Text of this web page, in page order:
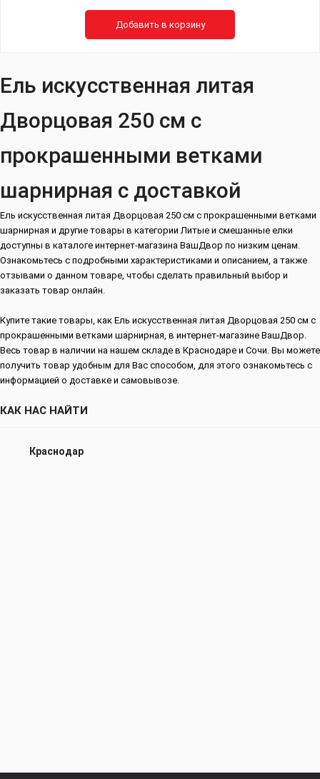
Добавить в корзину
Ель искусственная литая
Дворцовая 250 см с
прокрашенными ветками
шарнирная с доставкой
Ель искусственная литая Дворцовая 250 см с прокрашенными ветками
шарнирная и другие товары в категории Литые и смешанные елки
доступны в каталоге интернет-магазина ВашДвор по низким ценам.
Ознакомьтесь с подробными характеристиками и описанием, а также
отзывами о данном товаре, чтобы сделать правильный выбор и
заказать товар онлайн.
Купите такие товары, как Ель искусственная литая Дворцовая 250 см с
прокрашенными ветками шарнирная, в интернет-магазине ВашДвор.
Весь товар в наличии на нашем складе в Краснодаре и Сочи. Вы можете
получить товар удобным для Вас способом, для этого ознакомьтесь с
информацией о доставке и самовывозе.
КАК НАС НАЙТИ
Краснодар